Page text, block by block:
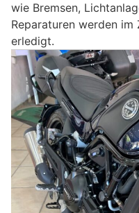
wie Bremsen,
Reparaturen werden
erledigt.